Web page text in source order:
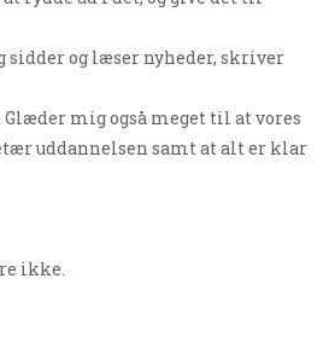
og læser nyheder, skriver
mig også meget til at vores
uddannelsen samt at alt er klar
ikke.